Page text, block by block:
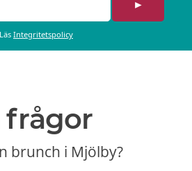
►
Läs Integritetspolicy
frågor
brunch i Mjölby?